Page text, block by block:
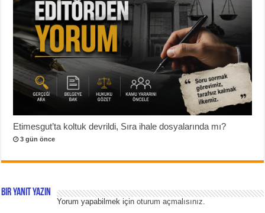
Etimesgut’ta koltuk devrildi, Sıra ihale dosyalarında mı?
3 gün önce
Bir yanıt yazın
Yorum yapabilmek içinoturum açmalısınız.